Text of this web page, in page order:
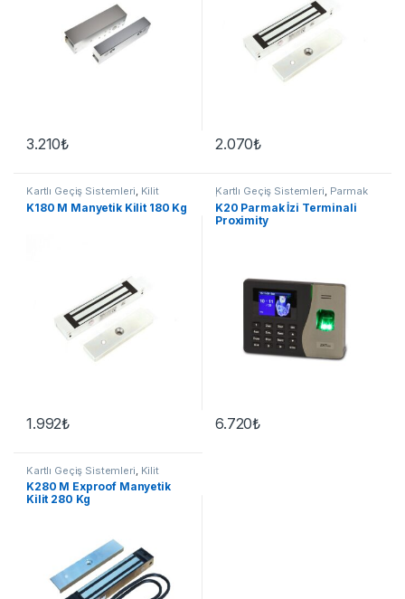
3.210₺ 2.070₺
Kartlı Geçiş Sistemleri, Kilit
Grubu
K180 M Manyetik Kilit 180 Kg
1.992₺
Kartlı Geçiş Sistemleri, Parmak
İzi
K20 Parmak İzi Terminali
Proximity
6.720₺
Kartlı Geçiş Sistemleri Kilit
Grubu
K280 M Exproof Manyetik
Kilit 280 Kg